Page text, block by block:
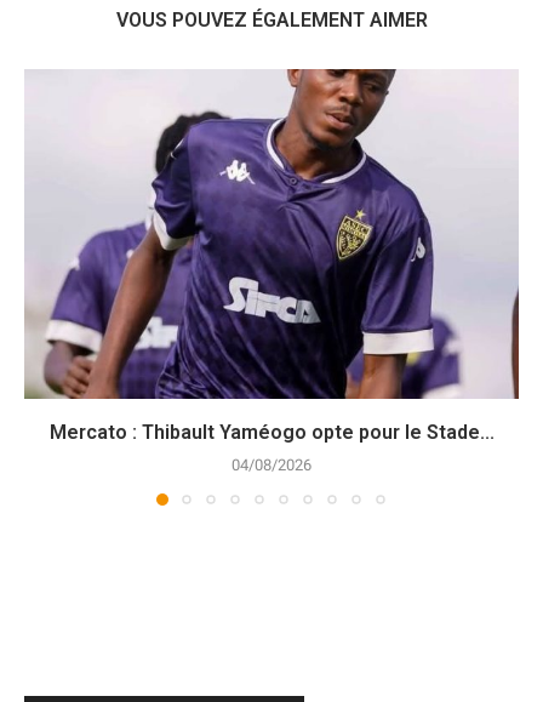
VOUS POUVEZ ÉGALEMENT AIMER
Mercato : Thibault Yaméogo opte pour le Stade...
04/08/2026